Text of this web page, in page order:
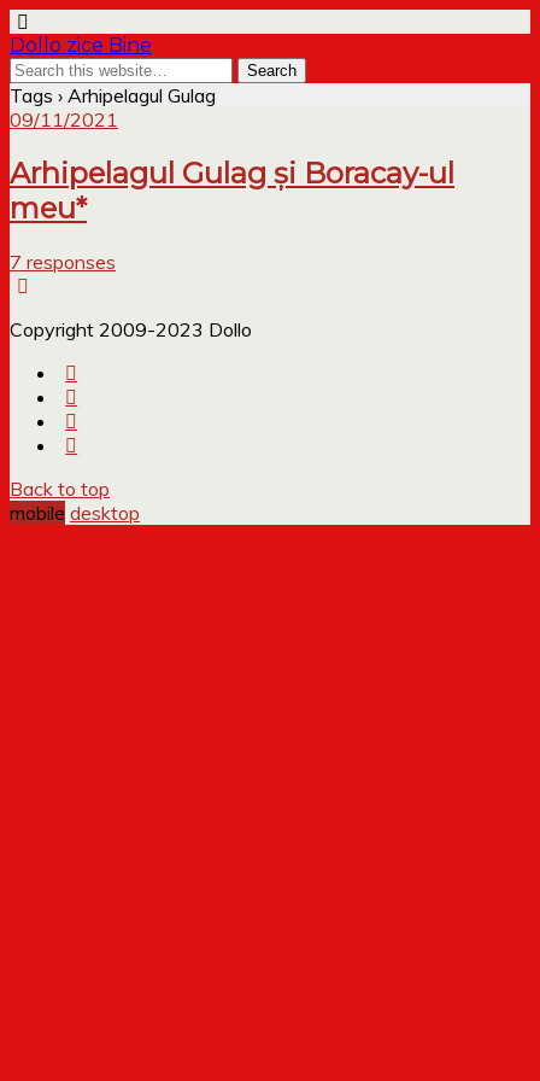
Dollo zice Bine
Tags › Arhipelagul Gulag
09/11/2021
Arhipelagul Gulag și Boracay-ul
meu*
7 responses
Copyright 2009-2023 Dollo
Back to top
mobile desktop